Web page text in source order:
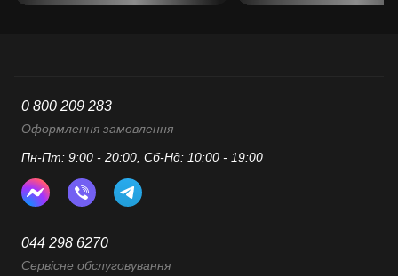
0 800 209 283
Оформлення замовлення
Пн-Пт: 9:00 - 20:00, Сб-Нд: 10:00 - 19:00
044 298 6270
Сервісне обслуговування